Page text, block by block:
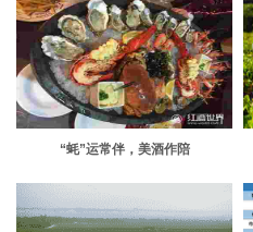
“蚝”运常伴，美酒作陪